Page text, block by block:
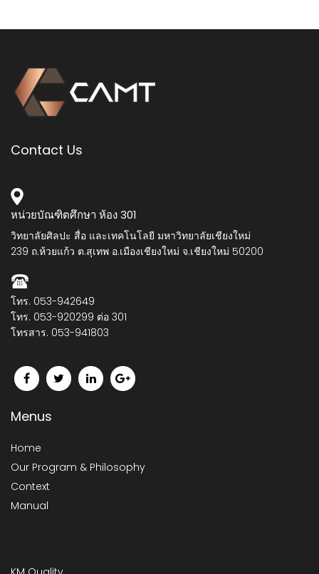
Contact Us
หน่วยบัณฑิตศึกษา ห้อง 301
วิทยาลัยศิลปะ สื่อ และเทคโนโลยี มหาวิทยาลัยเชียงใหม่
239 ถ.ห้วยแก้ว ต.สุเทพ อ.เมืองเชียงใหม่ จ.เชียงใหม่ 50200
โทร. 053-942649
โทร. 053-920299 ต่อ 301
โทรสาร. 053-941803
Menus
Home
Our Program & Philosophy
Context
Manual